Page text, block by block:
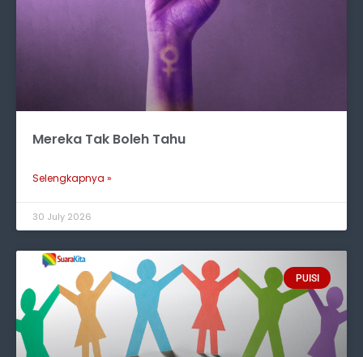
Mereka Tak Boleh Tahu
Selengkapnya »
30 July 2026
PUISI